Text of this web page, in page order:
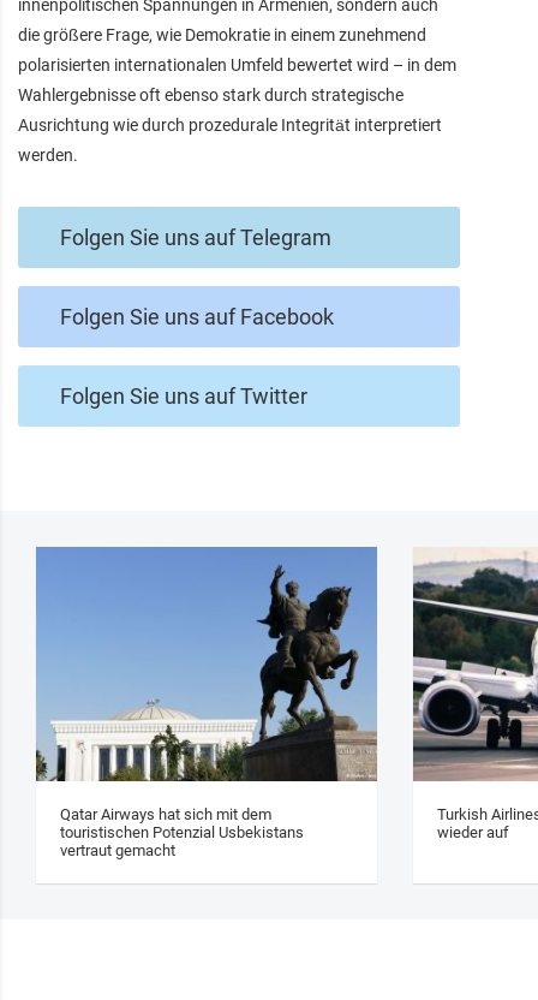
innenpolitischen Spannungen in Armenien, sondern auch
die größere Frage, wie Demokratie in einem zunehmend
polarisierten internationalen Umfeld bewertet wird – in dem
Wahlergebnisse oft ebenso stark durch strategische
Ausrichtung wie durch prozedurale Integrität interpretiert
werden.
Folgen Sie uns auf Telegram
Folgen Sie uns auf Facebook
Folgen Sie uns auf Twitter
Qatar Airways hat sich mit dem
touristischen Potenzial Usbekistans
vertraut gemacht
Turkish
wieder auf